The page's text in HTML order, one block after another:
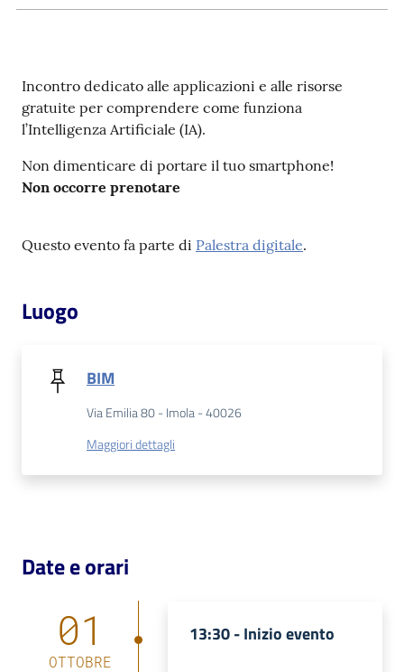
Casa
Piani
lettura
Seguici
Incontro dedicato alle applicazioni e alle risorse
gratuite per comprendere come funziona
l’Intelligenza Artificiale (IA).
Non dimenticare di portare il tuo smartphone!
Non occorre prenotare
Questo evento fa parte di Palestra digitale.
Luogo
BIM
Via Emilia 80 - Imola - 40026
Maggiori dettagli
Date e orari
01
OTTOBRE
13:30 -Inizio evento